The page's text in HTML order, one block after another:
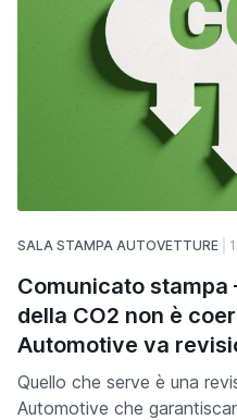
SALA STAMPA AUTOVETTURE
Comunicato stampa
della CO2 non è
Automotive va
Quello che serve è una
Automotive che